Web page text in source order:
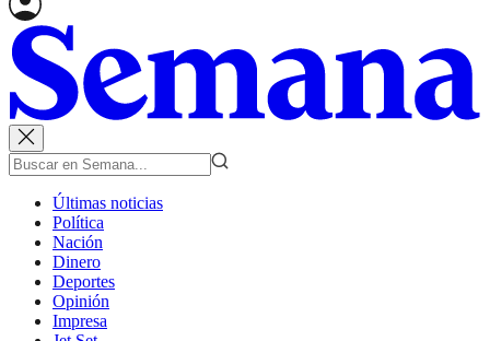
Últimas noticias
Política
Nación
Dinero
Deportes
Opinión
Impresa